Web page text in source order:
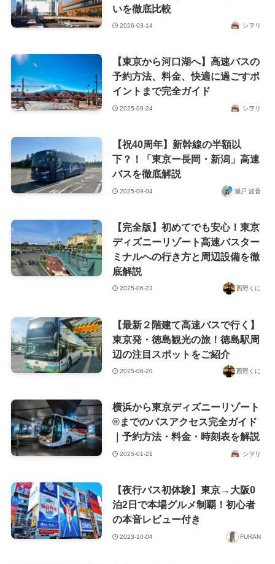
いを徹底比較
2026-03-14 シヲリ
【東京から河口湖へ】高速バスの
予約方法、料金、快適に過ごすポ
イントまで完全ガイド
2025-09-24 シヲリ
【祝40周年】新幹線の半額以
下？！「東京ー長岡・新潟」高速
バスを徹底解説
2025-09-04 瀬戸 波音
【完全版】初めてでも安心！東京
ディズニーリゾート高速バスター
ミナルへの行き方と周辺設備を徹
底解説
2025-06-23 西野くに
【最新２階建て高速バスで行く】
東京発・徳島観光の旅！徳島駅周
辺の注目スポットをご紹介
2025-06-20 西野くに
横浜から東京ディズニーリゾート
®︎までのバスアクセス完全ガイド
｜予約方法・料金・時刻表を解説
2025-01-21 シヲリ
【夜行バス初体験】東京→大阪0
泊2日で本場グルメ制覇！初心者
の本音レビュー付き
2023-10-04 FURAN